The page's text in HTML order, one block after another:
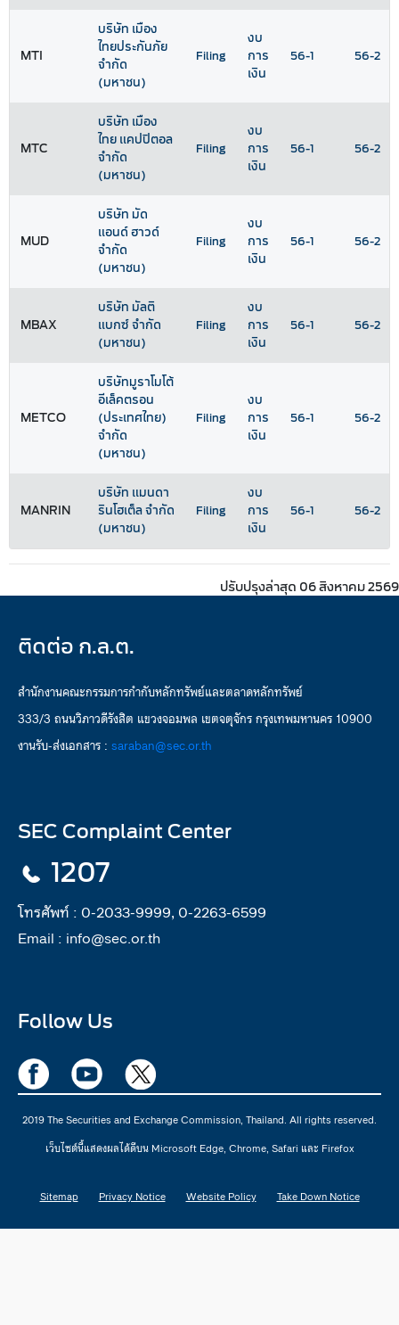
MTI
บริษัท เมือง
ไทยประกันภัย
จำกัด
(มหาชน)
Filing
งบ
การ
เงิน
56-1 56-2
MTC
บริษัท เมือง
ไทย แคปปิตอล
จำกัด
(มหาชน)
Filing
งบ
การ
เงิน
56-1 56-2
MUD
บริษัท มัด
แอนด์ ฮาวด์
จำกัด
(มหาชน)
Filing
งบ
การ
เงิน
56-1 56-2
MBAX
บริษัท มัลติ
แบกซ์ จำกัด
(มหาชน)
Filing
งบ
การ
เงิน
56-1 56-2
METCO
บริษัทมูราโมโต้
อีเล็คตรอน
(ประเทศไทย)
จำกัด
(มหาชน)
Filing
งบ
การ
เงิน
56-1 56-2
MANRIN
บริษัท แมนดา
รินโฮเต็ล จำกัด
(มหาชน)
Filing
งบ
การ
เงิน
56-1 56-2
ปรับปรุงล่าสุด 06 สิงหาคม 2569
ติดต่อ ก.ล.ต.
สำนักงานคณะกรรมการกำกับหลักทรัพย์และตลาดหลักทรัพย์
333/3 ถนนวิภาวดีรังสิต แขวงจอมพล เขตจตุจักร กรุงเทพมหานคร 10900
งานรับ-ส่งเอกสาร : saraban@sec.or.th
SEC Complaint Center
1207
โทรศัพท์ : 0-2033-9999, 0-2263-6599
Email : info@sec.or.th
Follow Us
2019 The Securities and Exchange Commission, Thailand. All rights reserved.
เว็บไซต์นี้แสดงผลได้ดีบน Microsoft Edge, Chrome, Safari และ Firefox
Sitemap Privacy Notice Website Policy Take Down Notice